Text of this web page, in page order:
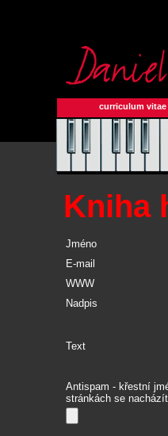
curriculum vitae
Kniha
Jméno
E-mail
WWW
Nadpis
Text
Antispam - křestní
stránkách se